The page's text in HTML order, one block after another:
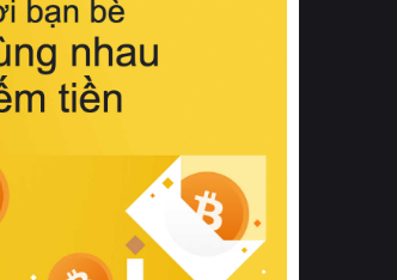
hồi chuẩn xác của phần đệm nâng đỡ
cột sống.
Bên cạnh đó, việc lựa chọn các dòng
sản phẩm đạt chuẩn chất lượng quốc
tế còn giúp ngăn ngừa tình trạng kích
khuẩn và nấm mốc trong điều kiện
thời tiết nóng ẩm. Bạn có thể tìm hiểu
thêm các nghiên cứu khoa học về tác
động của giấc ngủ và môi trường
phòng ngủ đối với sức khỏe con
người tại Sleep Foundation (External